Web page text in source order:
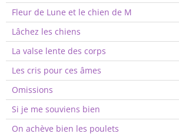
Fleur de Lune et le chien de M
Lâchez les chiens
La valse lente des corps
Les cris pour ces âmes
Omissions
Si je me souviens bien
On achève bien les poulets